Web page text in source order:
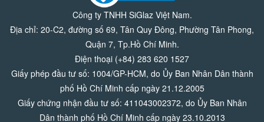
Công ty TNHH SiGlaz Việt Nam.
Địa chỉ: 20-C2, đường số 69, Tân Quy Đông, Phường Tân Phong,
Quận 7, Tp.Hồ Chí Minh.
Điện thoại (+84) 283 620 1527
Giấy phép đầu tư số: 1004/GP-HCM, do Ủy Ban Nhân Dân thành
phố Hồ Chí Minh cấp ngày 21.12.2005
Giấy chứng nhận đầu tư số: 411043002372, do Ủy Ban Nhân
Dân thành phố Hồ Chí Minh cấp ngày 23.10.2013